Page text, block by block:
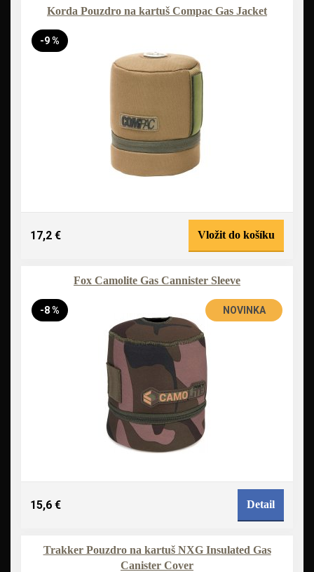
Korda Pouzdro na kartuš Compac Gas Jacket
-9 %
17,2 € Vložit do košíku
Fox Camolite Gas Cannister Sleeve
-8 % NOVINKA
15,6 € Detail
Trakker Pouzdro na kartuš NXG Insulated Gas
Canister Cover